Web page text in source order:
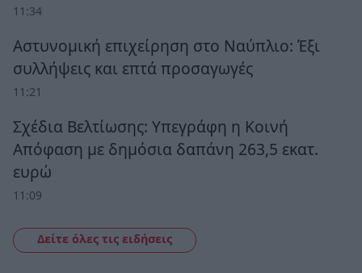
11:34
Αστυνομική επιχείρηση στο Ναύπλιο: Έξι
συλλήψεις και επτά προσαγωγές
11:21
Σχέδια Βελτίωσης: Υπεγράφη η Κοινή
Απόφαση με δημόσια δαπάνη 263,5 εκατ.
ευρώ
11:09
Δείτε όλες τις ειδήσεις